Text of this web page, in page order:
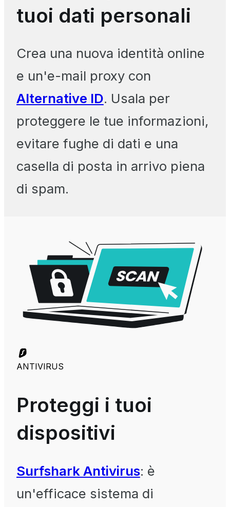
tuoi dati personali
Crea una nuova identità online
e un'e-mail proxy con
Alternative ID. Usala per
proteggere le tue informazioni,
evitare fughe di dati e una
casella di posta in arrivo piena
di spam.
ANTIVIRUS
Proteggi i tuoi
dispositivi
Surfshark Antivirus: è
un'efficace sistema di